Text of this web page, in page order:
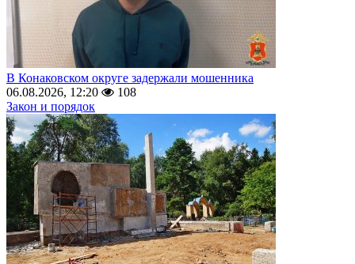
В Конаковском округе задержали мошенника
06.08.2026, 12:20
108
Закон и порядок